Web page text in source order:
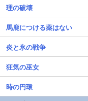
理の破壊
馬鹿につける薬はない
炎と氷の戦争
狂気の巫女
時の円環